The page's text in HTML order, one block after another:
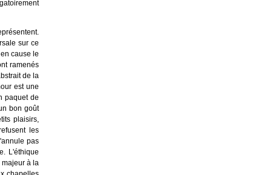
sur ce
cause le
ramenés
de la
est une
paquet de
bon goût
plaisirs,
les
pas
L'éthique
à la